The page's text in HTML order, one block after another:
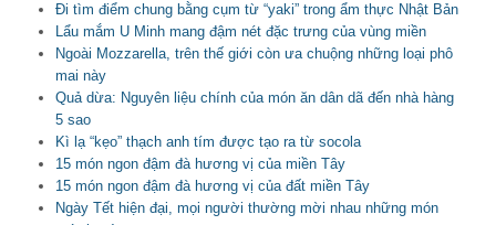
Đi tìm điểm chung bằng cụm từ “yaki” trong ẩm thực Nhật Bản
Lẩu mắm U Minh mang đậm nét đặc trưng của vùng miền
Ngoài Mozzarella, trên thế giới còn ưa chuộng những loại phô
mai này
Quả dừa: Nguyên liệu chính của món ăn dân dã đến nhà hàng
5 sao
Kì lạ “kẹo” thạch anh tím được tạo ra từ socola
15 món ngon đậm đà hương vị của miền Tây
15 món ngon đậm đà hương vị của đất miền Tây
Ngày Tết hiện đại, mọi người thường mời nhau những món